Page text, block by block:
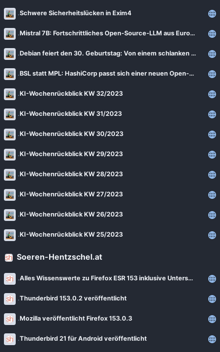
Schwere Sicherheitslücken in Exim4
Mistral 7B: Fortschrittliches Open-Source-LLM aus Europa
Debian feiert den 30. Geburtstag: Von einem schlanken Newcomer zu einem Open-Source-Schwergewicht
BSL statt MPL: HashiCorp passt sich einer neuen Open-Source-Ära an
KI-Wochenrückblick KW 32/2023
KI-Wochenrückblick KW 31/2023
KI-Wochenrückblick KW 30/2023
KI-Wochenrückblick KW 29/2023
KI-Wochenrückblick KW 28/2023
KI-Wochenrückblick KW 27/2023
KI-Wochenrückblick KW 26/2023
KI-Wochenrückblick KW 25/2023
Soeren-Hentzschel.at
Alles Wissenswerte zu Firefox ESR 153 inklusive Unterschiede zu Firefox 153
Thunderbird 153.0.2 veröffentlicht
Mozilla veröffentlicht Firefox 153.0.3
Thunderbird 21 für Android veröffentlicht